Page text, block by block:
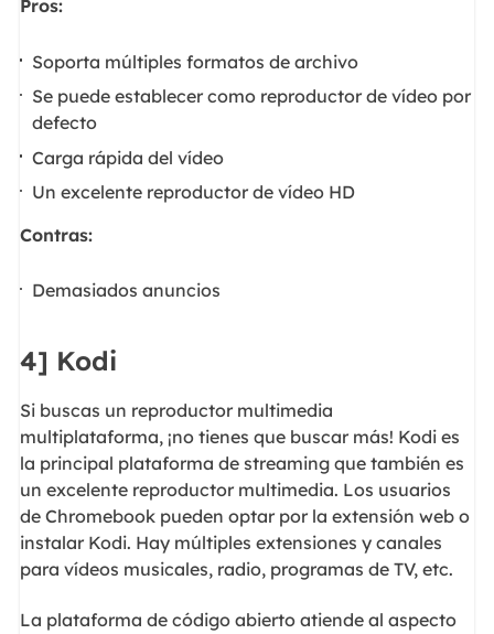
Pros:
Soporta múltiples formatos de archivo
Se puede establecer como reproductor de vídeo por
defecto
Carga rápida del vídeo
Un excelente reproductor de vídeo HD
Contras:
Demasiados anuncios
4] Kodi
Si buscas un reproductor multimedia
multiplataforma, ¡no tienes que buscar más! Kodi es
la principal plataforma de streaming que también es
un excelente reproductor multimedia. Los usuarios
de Chromebook pueden optar por la extensión web o
instalar Kodi. Hay múltiples extensiones y canales
para vídeos musicales, radio, programas de TV, etc.
La plataforma de código abierto atiende al aspecto